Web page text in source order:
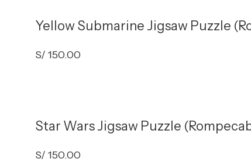
Yellow Submarine Jigsaw Puzzle
S/ 150.00
Star Wars Jigsaw Puzzle
S/ 150.00